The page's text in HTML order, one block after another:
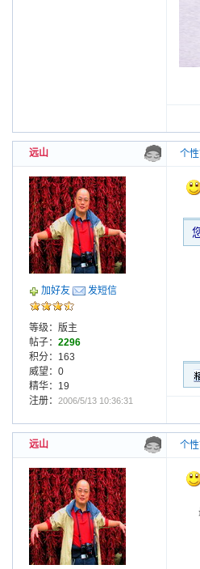
远山 个
加好友 发短信
等级：版主
帖子： 2296
积分：163
威望：0
精华：19
注册： 2006/5/13 10:36:31
远山 个